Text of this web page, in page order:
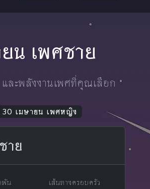
น เพศชาย
ละพลังงานเพศที่คุณเลือก
30 เมษายน เพศหญิง
าย
พัน เส้นทางครอบครัว